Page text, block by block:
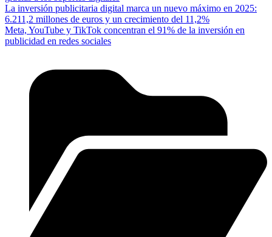
La inversión publicitaria digital marca un nuevo máximo en 2025:
6.211,2 millones de euros y un crecimiento del 11,2%
Meta, YouTube y TikTok concentran el 91% de la inversión en
publicidad en redes sociales